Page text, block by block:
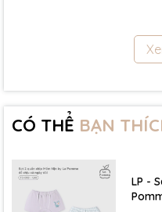
- Size 18 - 24m:( Viết tắt:
15Kg
- Size 4 - 5Y: ( Viết tắt: 4Y)
- 19Kg
CÓ THỂ BẠN
LP -